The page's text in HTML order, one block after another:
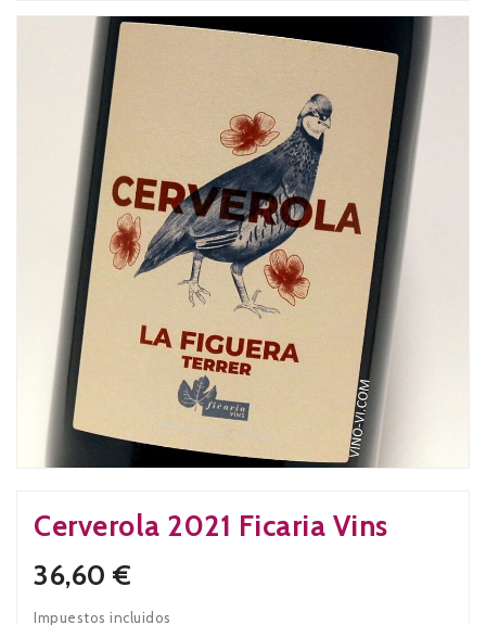
Cerverola 2021 Ficaria Vins
36,60 €
Impuestos incluidos